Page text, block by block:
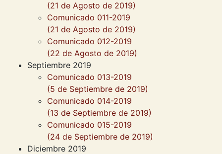
(21 de Agosto de 2019)
Comunicado 011-2019
(21 de Agosto de 2019)
Comunicado 012-2019
(22 de Agosto de 2019)
Septiembre 2019
Comunicado 013-2019
(5 de Septiembre de 2019)
Comunicado 014-2019
(13 de Septiembre de 2019)
Comunicado 015-2019
(24 de Septiembre de 2019)
Diciembre 2019